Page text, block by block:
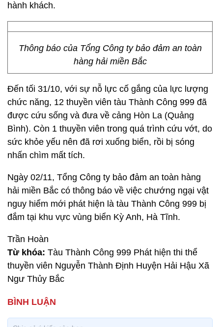
hành khách.
Thông báo của Tổng Công ty bảo đảm an toàn
hàng hải miền Bắc
Đến tối 31/10, với sự nỗ lực cố gắng của lực lượng
chức năng, 12 thuyền viên tàu Thành Công 999 đã
được cứu sống và đưa về cảng Hòn La (Quảng
Bình). Còn 1 thuyền viên trong quá trình cứu vớt, do
sức khỏe yếu nên đã rơi xuống biển, rồi bị sóng
nhấn chìm mất tích.
Ngày 02/11, Tổng Công ty bảo đảm an toàn hàng
hải miền Bắc có thông báo về việc chướng ngại vật
nguy hiểm mới phát hiện là tàu Thành Công 999 bị
đắm tại khu vực vùng biển Kỳ Anh, Hà Tĩnh.
Trần Hoàn
Từ khóa: Tàu Thành Công 999 Phát hiện thi thể
thuyền viên Nguyễn Thành Định Huyện Hải Hậu Xã
Ngư Thủy Bắc